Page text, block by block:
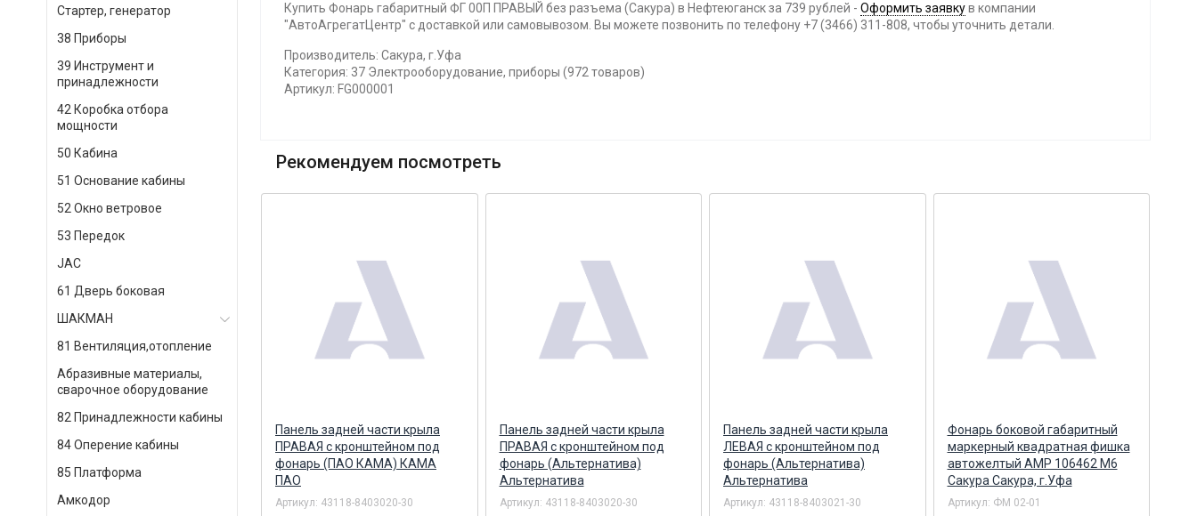
Стартер, генератор
38 Приборы
39 Инструмент и
принадлежности
42 Коробка отбора
мощности
50 Кабина
51 Основание кабины
52 Окно ветровое
53 Передок
JAC
61 Дверь боковая
ШАКМАН
81 Вентиляция,отопление
Абразивные материалы,
сварочное оборудование
82 Принадлежности кабины
84 Оперение кабины
85 Платформа
Амкодор
Купить Фонарь габаритный ФГ 00П ПРАВЫЙ без разъема (Сакура) в Нефтеюганск за 739 рублей - Оформить заявкув компании
"АвтоАгрегатЦентр" с доставкой или самовывозом. Вы можете позвонить по телефону +7 (3466) 311-808, чтобы уточнить детали.
Производитель: Сакура, г.Уфа
Категория: 37 Электрооборудование, приборы (972 товаров)
Артикул: FG000001
Рекомендуем посмотреть
Фонарь габаритный ФГ 04П-02
с поворотом правый без
г.Уфа
Артикул:FG040005
Панель задней части крыла
ПРАВАЯ с кронштейном под
фонарь (ПАО КАМА) КАМА
ПАО
Артикул: 43118-8403020-30
Панель задней части крыла
ПРАВАЯ с кронштейном под
фонарь (Альтернатива)
Альтернатива
Артикул: 43118-8403020-30
Панель задней части крыла
ЛЕВАЯ с кронштейном под
фонарь (Альтернатива)
Альтернатива
Артикул: 43118-8403021-30
Фонарь боковой габаритный
маркерный квадратная фишка
автожелтый АМР 106462 М6
Сакура Сакура, г.Уфа
Артикул: ФМ 02-01